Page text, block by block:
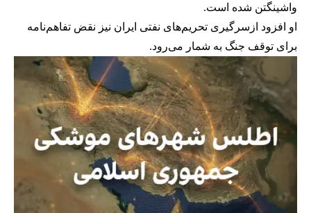
واشینگتن شده است.
او افزود ازسرگیری تحریم‌های نفتی ایران نیز نقض تفاهم‌نامه
برای توقف جنگ به شمار می‌رود.